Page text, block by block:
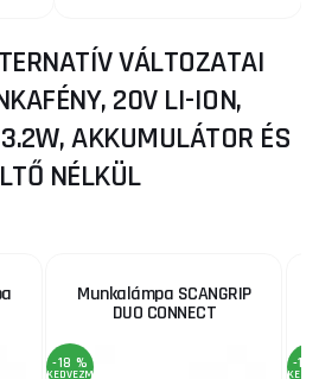
VÁLTOZATAI
20V LI-ION,
AKKUMULÁTOR ÉS
NÉLKÜL
Munkalámpa SCANGRIP
DUO CONNECT
-18 %
KEDVEZMÉNY
-18